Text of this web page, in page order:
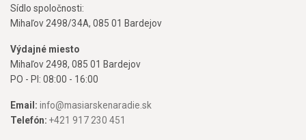
Sídlo spoločnosti:
Mihaľov 2498/34A, 085 01 Bardejov
Výdajné miesto
Mihaľov 2498, 085 01 Bardejov
PO - PI: 08:00 - 16:00
Email: info@masiarskenaradie.sk
Telefón: +421 917 230 451